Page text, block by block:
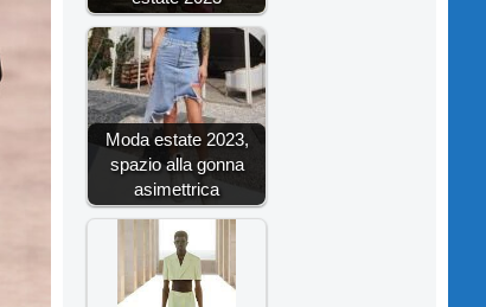
Moda estate 2023,
spazio alla gonna
asimettrica